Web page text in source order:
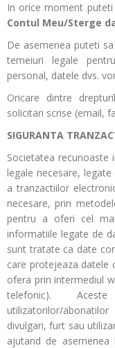
In orice moment
Contul Meu/Sterge
De asemenea puteti
temeiuri legale
personal, datele dvs.
Oricare dintre
solicitari scrise (email,
SIGURANTA
Societatea
legale necesare,
a tranzactiilor
necesare, prin
pentru a oferi cel
informatiile legate de
sunt tratate ca date
care protejeaza datele
ofera prin intermediul
telefonic).
utilizatorilor/
divulgari, furt sau
ajutand de